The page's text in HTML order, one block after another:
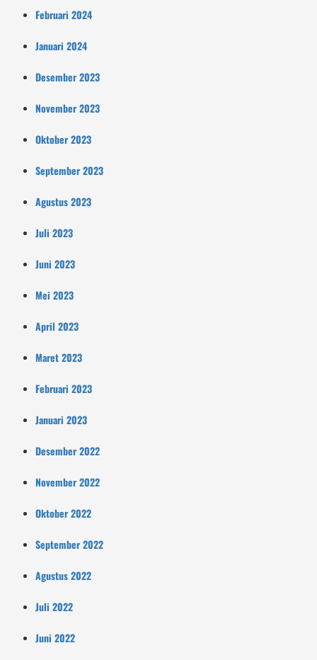
Februari 2024
Januari 2024
Desember 2023
November 2023
Oktober 2023
September 2023
Agustus 2023
Juli 2023
Juni 2023
Mei 2023
April 2023
Maret 2023
Februari 2023
Januari 2023
Desember 2022
November 2022
Oktober 2022
September 2022
Agustus 2022
Juli 2022
Juni 2022